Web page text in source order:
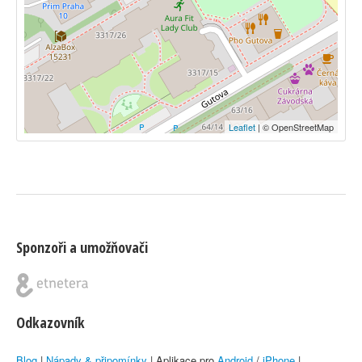
Leaflet | © OpenStreetMap
Sponzoři a umožňovači
Odkazovník